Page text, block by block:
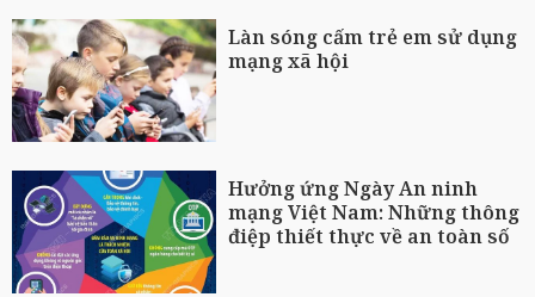
Làn sóng cấm trẻ em sử dụng
mạng xã hội
Hưởng ứng Ngày An ninh
mạng Việt Nam: Những thông
điệp thiết thực về an toàn số